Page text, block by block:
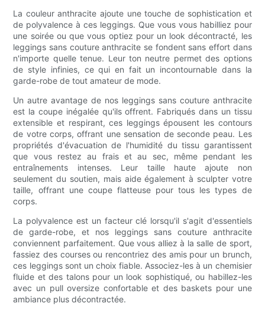
La couleur anthracite ajoute une touche de sophistication et
de polyvalence à ces leggings. Que vous vous habilliez pour
une soirée ou que vous optiez pour un look décontracté, les
leggings sans couture anthracite se fondent sans effort dans
n'importe quelle tenue. Leur ton neutre permet des options
de style infinies, ce qui en fait un incontournable dans la
garde-robe de tout amateur de mode.
Un autre avantage de nos leggings sans couture anthracite
est la coupe inégalée qu'ils offrent. Fabriqués dans un tissu
extensible et respirant, ces leggings épousent les contours
de votre corps, offrant une sensation de seconde peau. Les
propriétés d'évacuation de l'humidité du tissu garantissent
que vous restez au frais et au sec, même pendant les
entraînements intenses. Leur taille haute ajoute non
seulement du soutien, mais aide également à sculpter votre
taille, offrant une coupe flatteuse pour tous les types de
corps.
La polyvalence est un facteur clé lorsqu'il s'agit d'essentiels
de garde-robe, et nos leggings sans couture anthracite
conviennent parfaitement. Que vous alliez à la salle de sport,
fassiez des courses ou rencontriez des amis pour un brunch,
ces leggings sont un choix fiable. Associez-les à un chemisier
fluide et des talons pour un look sophistiqué, ou habillez-les
avec un pull oversize confortable et des baskets pour une
ambiance plus décontractée.